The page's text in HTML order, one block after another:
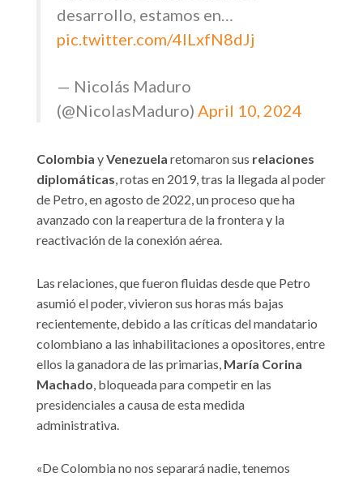
desarrollo, estamos en…
pic.twitter.com/4ILxfN8dJj
— Nicolás Maduro
(@NicolasMaduro) April 10, 2024
Colombia yVenezuela retomaron sus relaciones
diplomáticas, rotas en 2019, tras la llegada al poder
de Petro, en agosto de 2022, un proceso que ha
avanzado con la reapertura de la frontera y la
reactivación de la conexión aérea.
Las relaciones, que fueron fluidas desde que Petro
asumió el poder, vivieron sus horas más bajas
recientemente, debido a las críticas del mandatario
colombiano a las inhabilitaciones a opositores, entre
ellos la ganadora de las primarias, María Corina
Machado, bloqueada para competir en las
presidenciales a causa de esta medida
administrativa.
«De Colombia no nos separará nadie, tenemos